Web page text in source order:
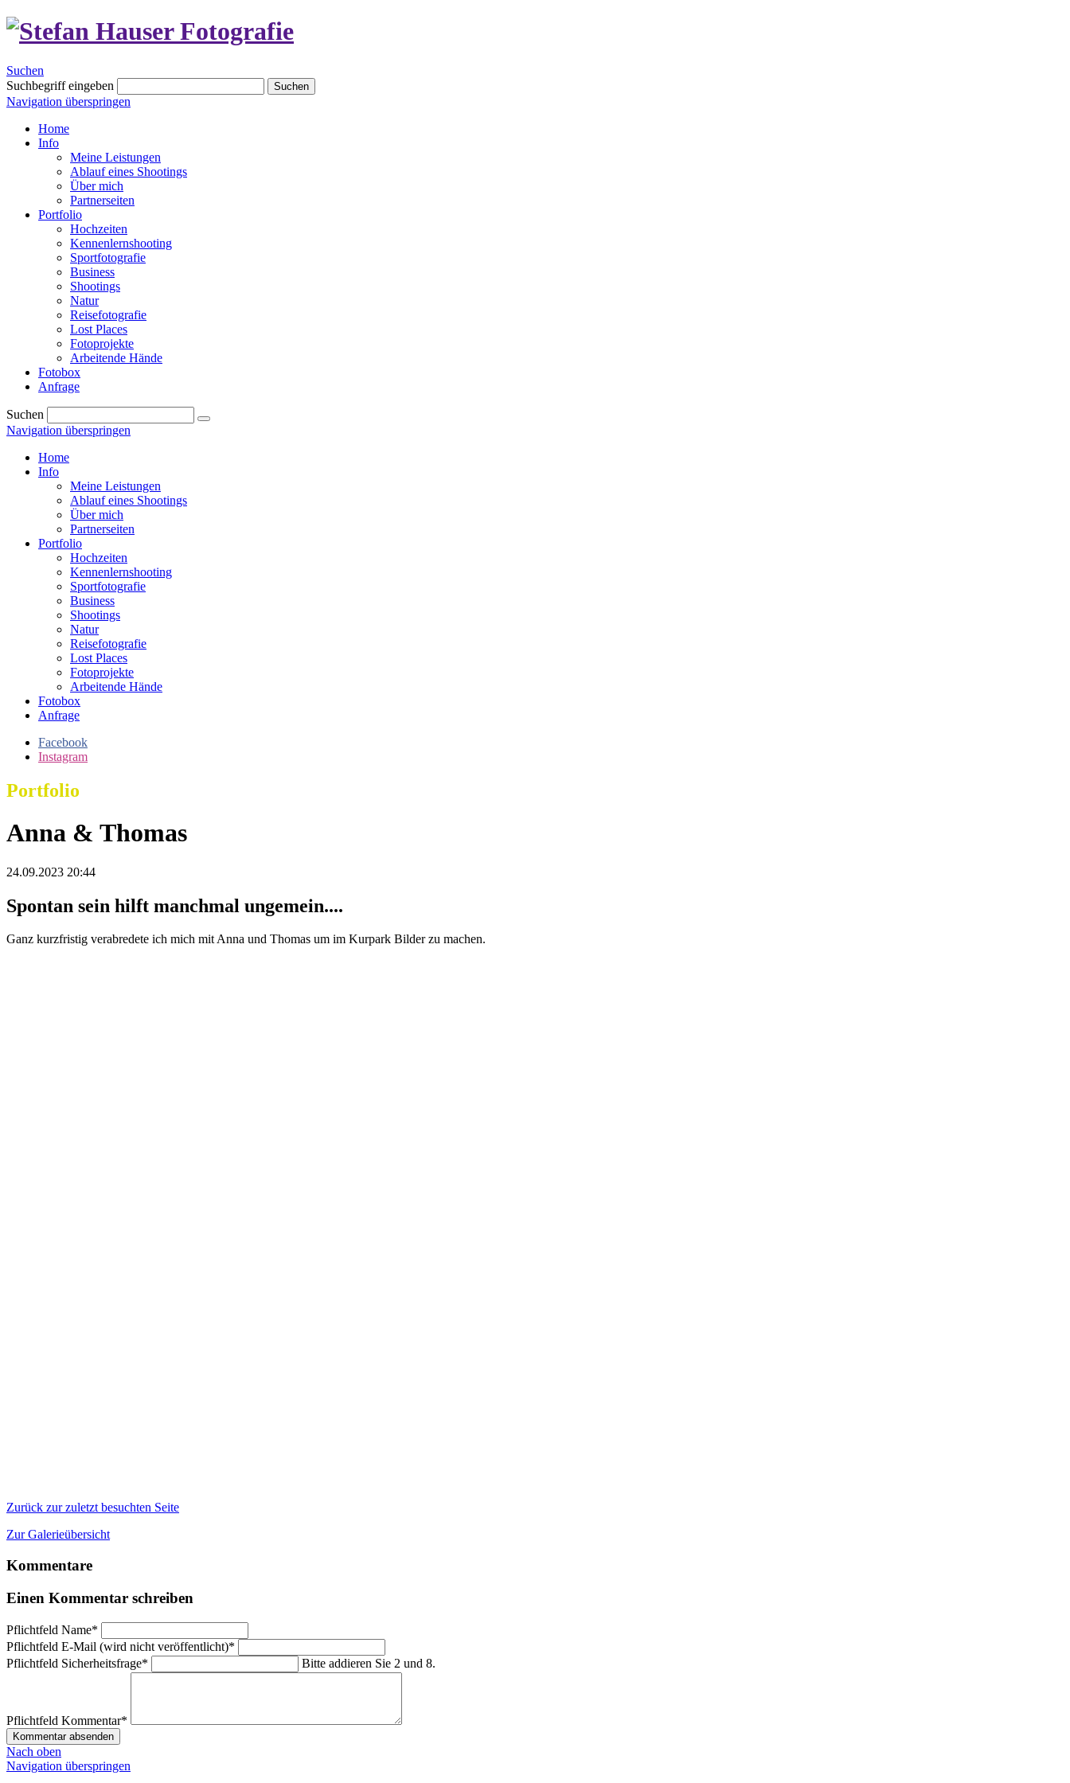
Suchen
Suchbegriff eingeben
Suchen
Navigation überspringen
Home
Info
Meine Leistungen
Ablauf eines Shootings
Über mich
Partnerseiten
Portfolio
Hochzeiten
Kennenlernshooting
Sportfotografie
Business
Shootings
Natur
Reisefotografie
Lost Places
Fotoprojekte
Arbeitende Hände
Fotobox
Anfrage
Suchen
Navigation überspringen
Home
Info
Meine Leistungen
Ablauf eines Shootings
Über mich
Partnerseiten
Portfolio
Hochzeiten
Kennenlernshooting
Sportfotografie
Business
Shootings
Natur
Reisefotografie
Lost Places
Fotoprojekte
Arbeitende Hände
Fotobox
Anfrage
Facebook
Instagram
Portfolio
Anna & Thomas
24.09.2023 20:44
Spontan sein hilft manchmal ungemein....
Ganz kurzfristig verabredete ich mich mit Anna und Thomas um im Kurpark Bilder zu machen.
Zurück zur zuletzt besuchten Seite
Zur Galerieübersicht
Kommentare
Einen Kommentar schreiben
Pflichtfeld Name*
Pflichtfeld E-Mail (wird nicht veröffentlicht)*
Pflichtfeld Sicherheitsfrage* Bitte addieren Sie 2 und 8.
Pflichtfeld Kommentar*
Kommentar absenden
Nach oben
Navigation überspringen